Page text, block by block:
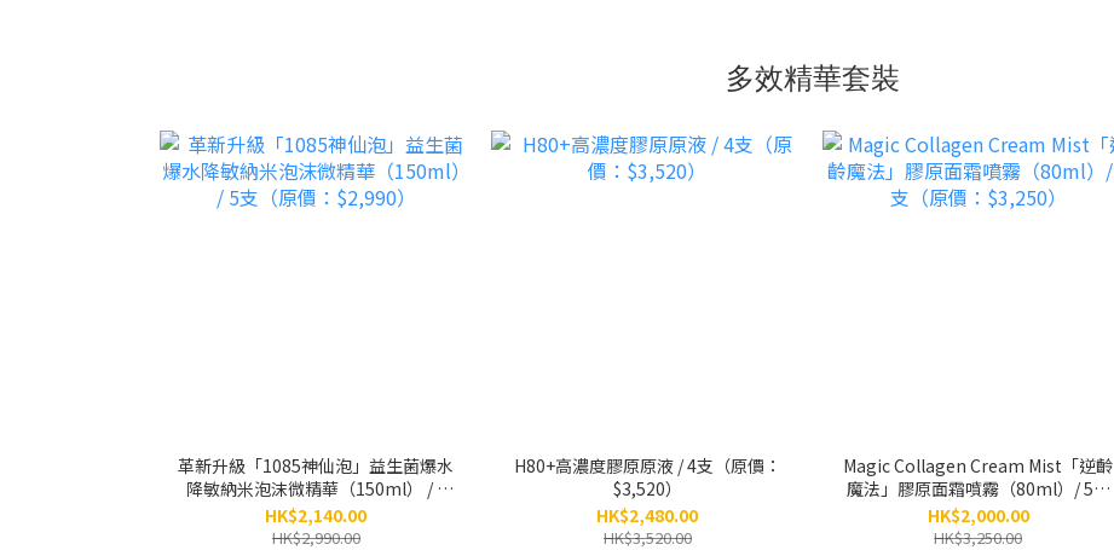
多效精華套裝
革新升級「1085神仙泡」益生菌爆水
降敏納米泡沫微精華（150ml） / 5
支（原價：$2,990）
HK$2,140.00
HK$2,990.00
H80+高濃度膠原原液 / 4支（原價：
$3,520）
HK$2,480.00
HK$3,520.00
Magic Collagen Cream Mist「逆齡
魔法」膠原面霜噴霧（80ml）/ 5支
（原價：$3,250）
HK$2,000.00
HK$3,250.00